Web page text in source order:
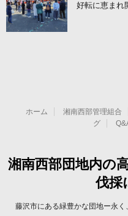
好転に恵まれ
ホーム 湘南西部管理組合
グ
湘南西部団地内の
伐採
藤沢市にある緑豊かな団地ー永く